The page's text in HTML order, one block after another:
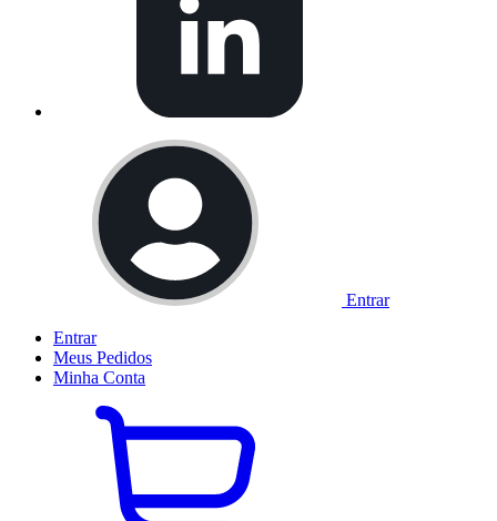
Entrar
Entrar
Meus Pedidos
Minha Conta